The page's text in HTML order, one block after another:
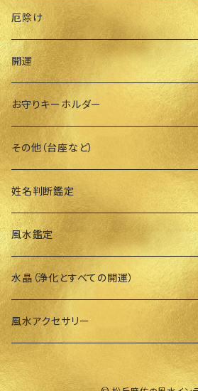
厄除け
開運
お守りキーホルダー
その他（台座など）
姓名判断鑑定
風水鑑定
水晶（浄化とすべての開運）
風水アクセサリー